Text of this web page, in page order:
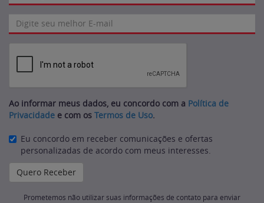
Ao informar meus dados, eu concordo com a Política de
Privacidade e com os Termos de Uso.
Eu concordo em receber comunicações e ofertas
personalizadas de acordo com meus interesses.
Prometemos não utilizar suas informações de contato para enviar